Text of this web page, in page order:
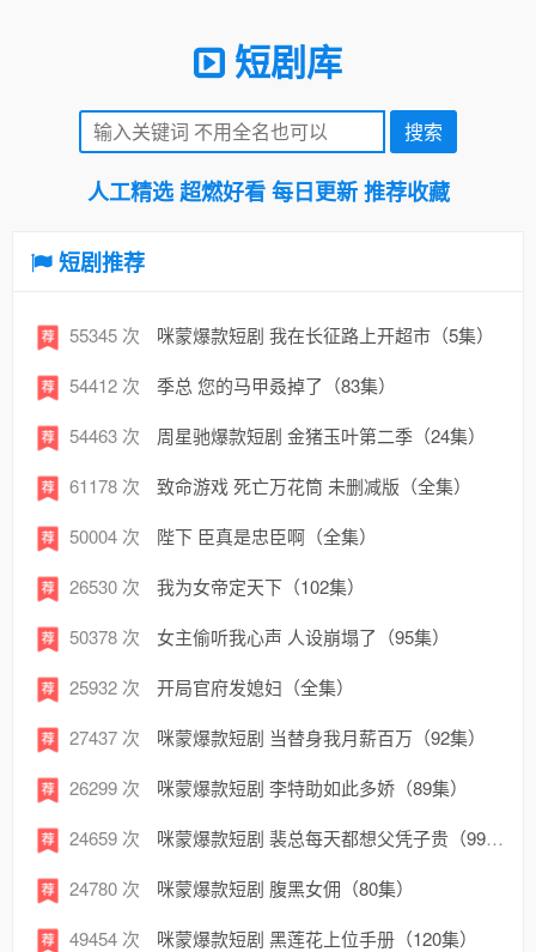
短剧库
人工精选 超燃好看 每日更新 推荐收藏
短剧推荐
55345 次
咪蒙爆款短剧 我在长征路上开超市（5集）
54412 次
季总 您的马甲叒掉了（83集）
54463 次
周星驰爆款短剧 金猪玉叶第二季（24集）
61178 次
致命游戏 死亡万花筒 未删减版（全集）
50004 次
陛下 臣真是忠臣啊（全集）
26530 次
我为女帝定天下（102集）
50378 次
女主偷听我心声 人设崩塌了（95集）
25932 次
开局官府发媳妇（全集）
27437 次
咪蒙爆款短剧 当替身我月薪百万（92集）
26299 次
咪蒙爆款短剧 李特助如此多娇（89集）
24659 次
咪蒙爆款短剧 裴总每天都想父凭子贵（99集）
24780 次
咪蒙爆款短剧 腹黑女佣（80集）
49454 次
咪蒙爆款短剧 黑莲花上位手册（120集）